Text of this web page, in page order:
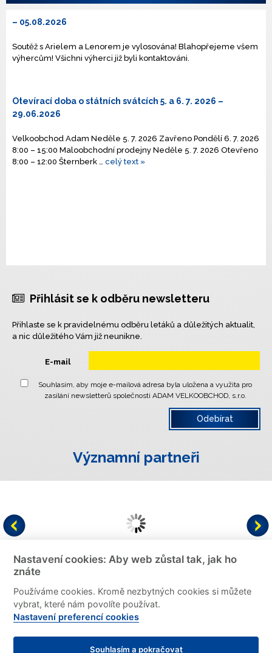
– 05.08.2026
Soutěž s Arielem a Lenorem je vylosována! Blahopřejeme všem
výhercům! Všichni výherci již byli kontaktováni.
Otevírací doba o státních svátcích 5. a 6. 7. 2026 –
29.06.2026
Velkoobchod Adam Neděle 5. 7. 2026 Zavřeno Pondělí 6. 7. 2026
8:00 – 15:00 Maloobchodní prodejny Neděle 5. 7. 2026 Otevřeno
8:00 – 12:00 Šternberk … celý text »
Přihlásit se k odběru newsletteru
Přihlaste se k pravidelnému odběru letáků a důležitých aktualit,
a nic důležitého Vám již neunikne.
E-mail
Souhlasím, aby moje e-mailová adresa byla uložena a využita pro
zasílání newsletterů společnosti ADAM VELKOOBCHOD, s.r.o.
Významní partneři
aktuality
cookies
© 2026 -ADAM VELKOOBCHOD, s.r.o.
Nastavení cookies: Aby web zůstal tak, jak ho
znáte
Používáme cookies. Kromě nezbytných cookies si můžete
vybrat, které nám povolíte používat.
Nastavení preferencí cookies
Souhlasím a pokračovat